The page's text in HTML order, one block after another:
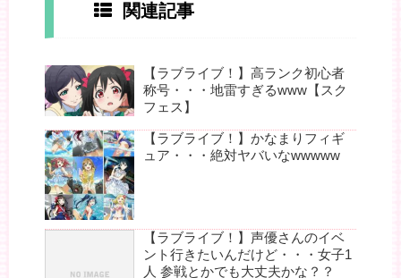
関連記事
【ラブライブ！】高ランク初心者
称号・・・地雷すぎるwww【スク
フェス】
【ラブライブ！】かなまりフィギ
ュア・・・絶対ヤバいなwwwww
【ラブライブ！】声優さんのイベ
ント行きたいんだけど・・・女子1
人 参戦とかでも大丈夫かな？？